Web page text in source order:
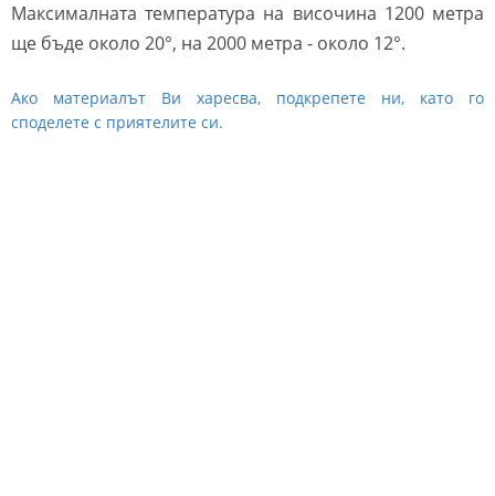
Максималната температура на височина 1200 метра
ще бъде около 20°, на 2000 метра - около 12°.
Ако материалът Ви харесва, подкрепете ни, като го
споделете с приятелите си.